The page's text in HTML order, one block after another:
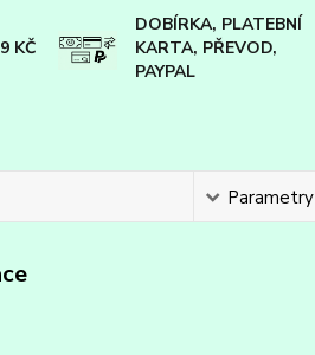
KČ
DOBÍRKA, PLATEBNÍ
KARTA, PŘEVOD,
PAYPAL
Parametry